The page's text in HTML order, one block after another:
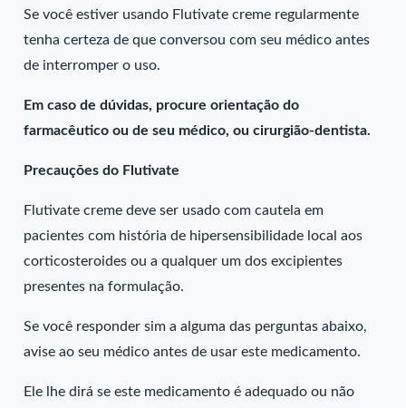
Se você estiver usando Flutivate creme regularmente
tenha certeza de que conversou com seu médico antes
de interromper o uso.
Em caso de dúvidas, procure orientação do
farmacêutico ou de seu médico, ou cirurgião-dentista.
Precauções do Flutivate
Flutivate creme deve ser usado com cautela em
pacientes com história de hipersensibilidade local aos
corticosteroides ou a qualquer um dos excipientes
presentes na formulação.
Se você responder sim a alguma das perguntas abaixo,
avise ao seu médico antes de usar este medicamento.
Ele lhe dirá se este medicamento é adequado ou não